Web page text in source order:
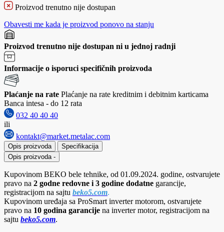
Proizvod trenutno nije dostupan
Obavesti me kada je proizvod ponovo na stanju
Proizvod trenutno nije dostupan ni u jednoj radnji
Informacije o isporuci specifičnih proizvoda
Plaćanje na rate Plaćanje na rate kreditnim i debitnim karticama
Banca intesa - do 12 rata
032 40 40 40
ili
kontakt@market.metalac.com
Opis proizvoda
Specifikacija
Opis proizvoda -
Kupovinom BEKO bele tehnike, od 01.09.2024. godine, ostvarujete
pravo na 2 godne redovne i 3 godine dodatne garancije,
registracijom na sajtu beko5.com.
Kupovinom uređaja sa ProSmart inverter motorom, ostvarujete
pravo na 10 godina garancije na inverter motor, registracijom na
sajtu beko5.com.